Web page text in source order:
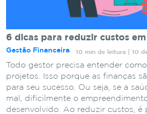
6 dicas para reduzir custos
Gestão Financeira 10 min de leitura | 10
Todo gestor precisa entender
projetos. Isso porque as finanças
para seu sucesso. Ou seja, se a
mal, dificilmente o
desenvolvido. Ao reduzir custos, é